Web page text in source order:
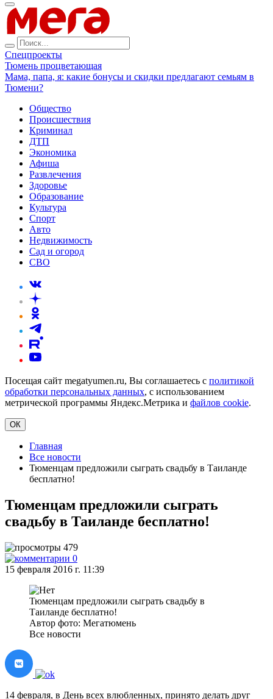
Спецпроекты
Тюмень процветающая
Мама, папа, я: какие бонусы и скидки предлагают семьям в
Тюмени?
Общество
Происшествия
Криминал
ДТП
Экономика
Афиша
Развлечения
Здоровье
Образование
Культура
Спорт
Авто
Недвижимость
Сад и огород
СВО
Посещая сайт megatyumen.ru, Вы соглашаетесь с политикой
обработки персональных данных, с использованием
метрической программы Яндекс.Метрика и файлов cookie.
ОК
Главная
Все новости
Тюменцам предложили сыграть свадьбу в Таиланде
бесплатно!
Тюменцам предложили сыграть
свадьбу в Таиланде бесплатно!
479
0
15 февраля 2016 г. 11:39
Тюменцам предложили сыграть свадьбу в
Таиланде бесплатно!
Автор фото: Мегатюмень
Все новости
14 февраля, в День всех влюбленных, принято делать друг